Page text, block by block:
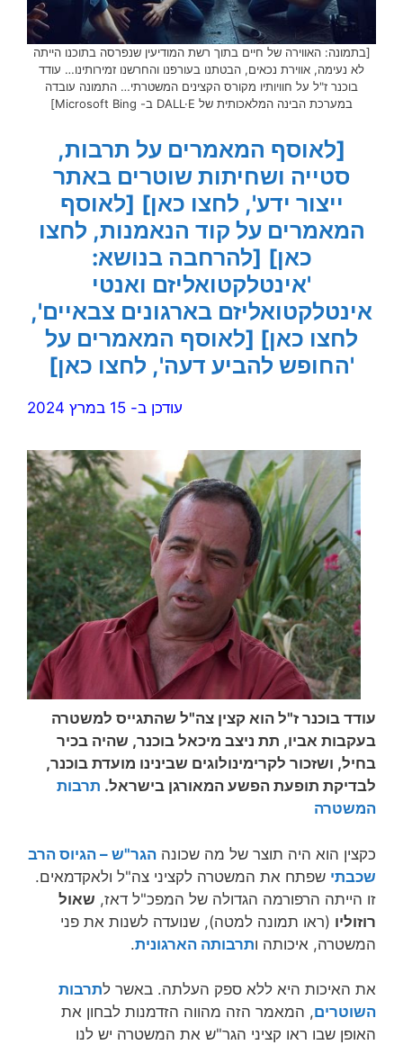
[בתמונה: האווירה של חיים בתוך רשת המודיעין שנפרסה בתוכנו הייתה
לא נעימה, אווירת נכאים, הבטתנו בעורפנו והחרשנו זמירותינו… עודד
בוכנר ז"ל על חוויותיו מקורס הקצינים המשטרתי… התמונה עובדה
במערכת הבינה המלאכותית של DALL·E ב- Microsoft Bing]
[לאוסף המאמרים על תרבות,
סטייה ושחיתות שוטרים באתר
ייצור ידע', לחצו כאן] [לאוסף
המאמרים על קוד הנאמנות, לחצו
כאן] [להרחבה בנושא:
'אינטלקטואליזם ואנטי
אינטלקטואליזם בארגונים צבאיים',
לחצו כאן] [לאוסף המאמרים על
'החופש להביע דעה', לחצו כאן]
עודכן ב- 15 במרץ 2024
עודד בוכנר ז"ל הוא קצין צה"ל שהתגייס למשטרה
בעקבות אביו, תת ניצב מיכאל בוכנר, שהיה בכיר
בחיל, ושזכור לקרימינולוגים שבינינו מועדת בוכנר,
לבדיקת תופעת הפשע המאורגן בישראל. תרבות
המשטרה
כקצין הוא היה תוצר של מה שכונה הגר"ש – הגיוס הרב
שכבתי שפתח את המשטרה לקציני צה"ל ולאקדמאים.
זו הייתה הרפורמה הגדולה של המפכ"ל דאז, שאול
רוזוליו (ראו תמונה למטה), שנועדה לשנות את פני
המשטרה, איכותה ותרבותה הארגונית.
את האיכות היא ללא ספק העלתה. באשר לתרבות
השוטרים, המאמר הזה מהווה הזדמנות לבחון את
האופן שבו ראו קציני הגר"ש את המשטרה יש לנו